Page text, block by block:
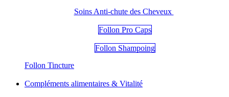
Soins Anti-chute des Cheveux
Follon Pro Caps
Follon Shampoing
Follon Tincture
Compléments alimentaires & Vitalité